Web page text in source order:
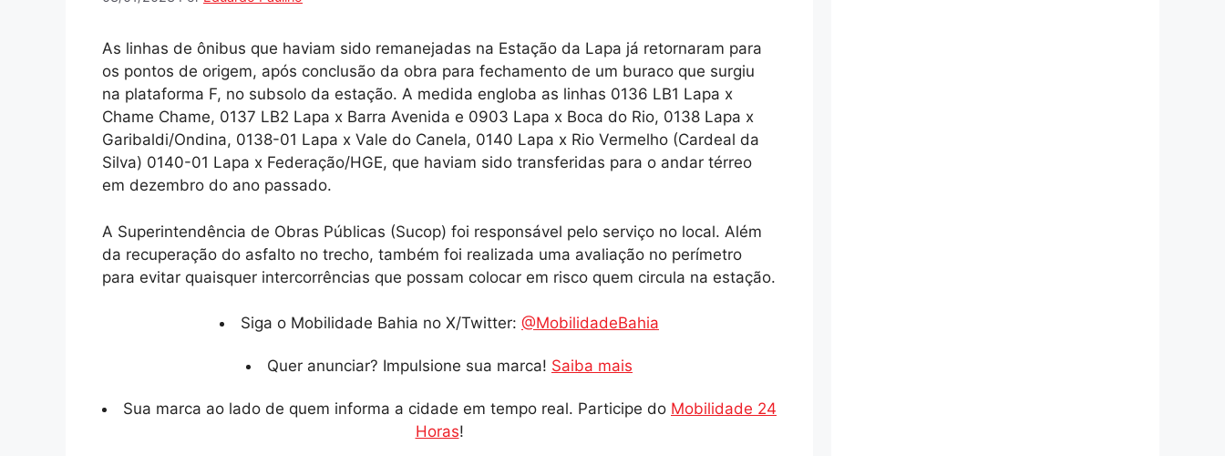
As linhas de ônibus que haviam sido remanejadas na Estação da Lapa já retornaram para
os pontos de origem, após conclusão da obra para fechamento de um buraco que surgiu
na plataforma F, no subsolo da estação. A medida engloba as linhas 0136 LB1 Lapa x
Chame Chame, 0137 LB2 Lapa x Barra Avenida e 0903 Lapa x Boca do Rio, 0138 Lapa x
Garibaldi/Ondina, 0138-01 Lapa x Vale do Canela, 0140 Lapa x Rio Vermelho (Cardeal da
Silva) 0140-01 Lapa x Federação/HGE, que haviam sido transferidas para o andar térreo
em dezembro do ano passado.
A Superintendência de Obras Públicas (Sucop) foi responsável pelo serviço no local. Além
da recuperação do asfalto no trecho, também foi realizada uma avaliação no perímetro
para evitar quaisquer intercorrências que possam colocar em risco quem circula na estação.
Siga o Mobilidade Bahia no X/Twitter: @MobilidadeBahia
Quer anunciar? Impulsione sua marca! Saiba mais
Sua marca ao lado de quem informa a cidade em tempo real. Participe do Mobilidade 24
Horas!